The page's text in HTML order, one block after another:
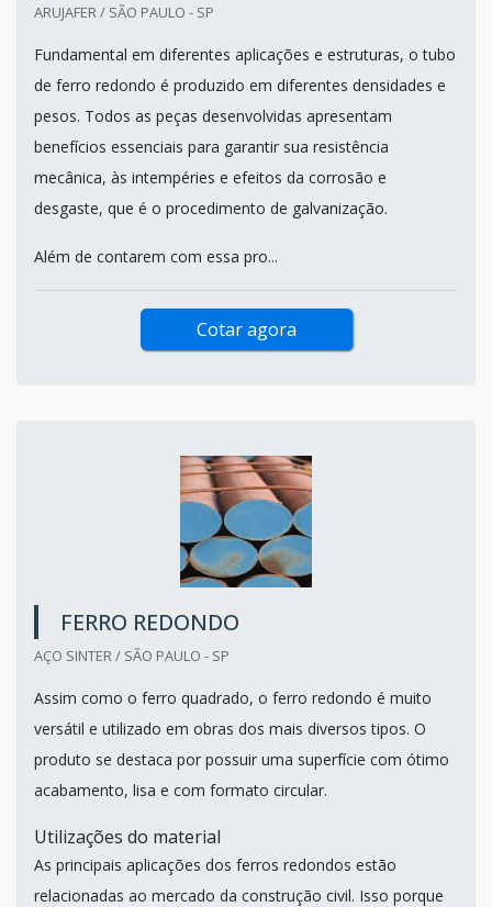
ARUJAFER / SÃO PAULO - SP
Fundamental em diferentes aplicações e estruturas, o tubo
de ferro redondo é produzido em diferentes densidades e
pesos. Todos as peças desenvolvidas apresentam
benefícios essenciais para garantir sua resistência
mecânica, às intempéries e efeitos da corrosão e
desgaste, que é o procedimento de galvanização.
Além de contarem com essa pro...
Cotar agora
FERRO REDONDO
AÇO SINTER / SÃO PAULO - SP
Assim como o ferro quadrado, o ferro redondo é muito
versátil e utilizado em obras dos mais diversos tipos. O
produto se destaca por possuir uma superfície com ótimo
acabamento, lisa e com formato circular.
Utilizações do material
As principais aplicações dos ferros redondos estão
relacionadas ao mercado da construção civil. Isso porque